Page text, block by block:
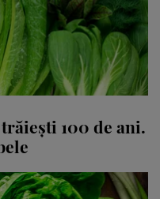
100 de ani.